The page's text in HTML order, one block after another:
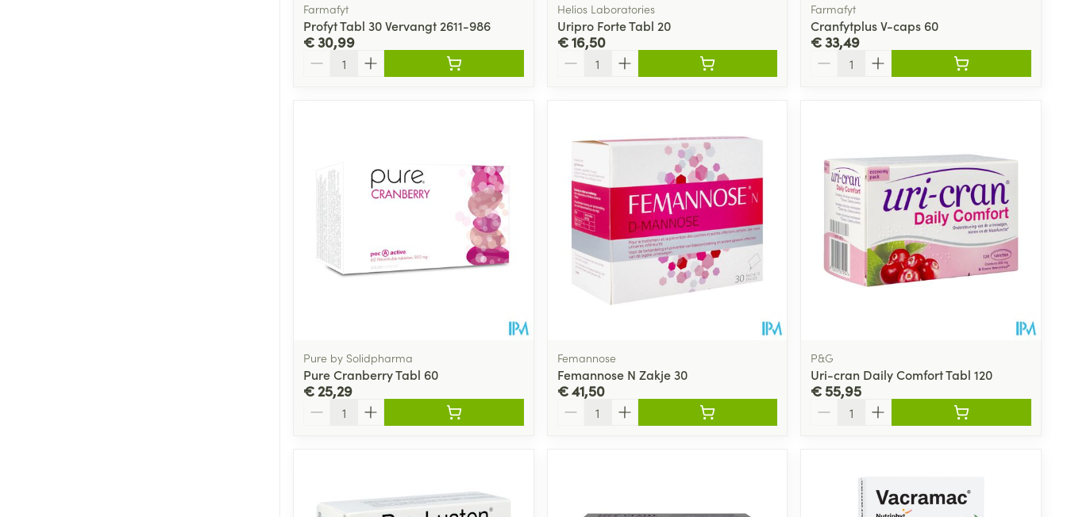
Farmafyt
Profyt Tabl 30 Vervangt 2611-986
€ 30,99
Helios Laboratories
Uripro Forte Tabl 20
€ 16,50
Farmafyt
Cranfytplus V-caps 60
€ 33,49
Pure by Solidpharma
Pure Cranberry Tabl 60
€ 25,29
Femannose
Femannose N Zakje 30
€ 41,50
P&G
Uri-cran Daily Comfort Tabl 120
€ 55,95